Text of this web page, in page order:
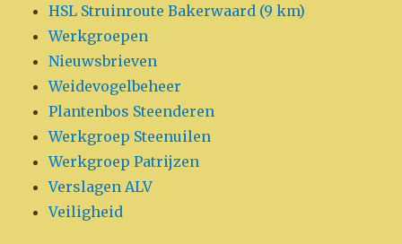
HSL Struinroute Bakerwaard (9 km)
Werkgroepen
Nieuwsbrieven
Weidevogelbeheer
Plantenbos Steenderen
Werkgroep Steenuilen
Werkgroep Patrijzen
Verslagen ALV
Veiligheid